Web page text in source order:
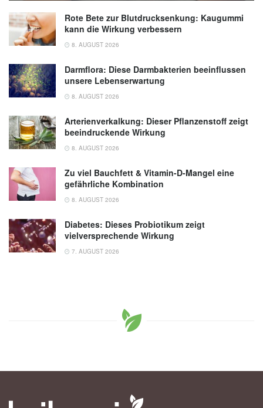
Rote Bete zur Blutdrucksenkung: Kaugummi
kann die Wirkung verbessern
8. AUGUST 2026
Darmflora: Diese Darmbakterien beeinflussen
unsere Lebenserwartung
8. AUGUST 2026
Arterienverkalkung: Dieser Pflanzenstoff zeigt
beeindruckende Wirkung
8. AUGUST 2026
Zu viel Bauchfett & Vitamin-D-Mangel eine
gefährliche Kombination
8. AUGUST 2026
Diabetes: Dieses Probiotikum zeigt
vielversprechende Wirkung
7. AUGUST 2026